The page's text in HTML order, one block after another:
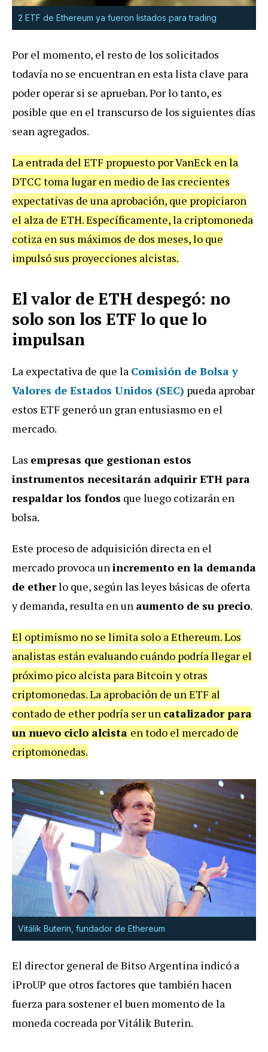
2 ETF de Ethereum ya fueron listados para trading
Por el momento, el resto de los solicitados
todavía no se encuentran en esta lista clave para
poder operar si se aprueban. Por lo tanto, es
posible que en el transcurso de los siguientes días
sean agregados.
La entrada del ETF propuesto por VanEck en la
DTCC toma lugar en medio de las crecientes
expectativas de una aprobación, que propiciaron
el alza de ETH. Específicamente, la criptomoneda
cotiza en sus máximos de dos meses, lo que
impulsó sus proyecciones alcistas.
El valor de ETH despegó: no
solo son los ETF lo que lo
impulsan
La expectativa de que la Comisión de Bolsa y
Valores de Estados Unidos (SEC) pueda aprobar
estos ETF generó un gran entusiasmo en el
mercado.
Las empresas que gestionan estos
instrumentos necesitarán adquirir ETH para
respaldar los fondos que luego cotizarán en
bolsa.
Este proceso de adquisición directa en el
mercado provoca unincremento en la demanda
de etherlo que, según las leyes básicas de oferta
y demanda, resulta en un aumento de su precio.
El optimismo no se limita solo a Ethereum. Los
analistas están evaluando cuándo podría llegar el
próximo pico alcista para Bitcoin y otras
criptomonedas. La aprobación de un ETF al
contado de ether podría ser un catalizador para
un nuevo ciclo alcista en todo el mercado de
criptomonedas.
Vitálik Buterin, fundador de Ethereum
El director general de Bitso Argentina indicó a
iProUP que otros factores que también hacen
fuerza para sostener el buen momento de la
moneda cocreada por Vitálik Buterin.